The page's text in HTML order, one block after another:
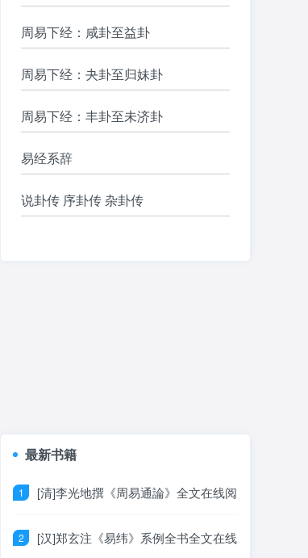
周易下经：咸卦至益卦
周易下经：夬卦至归妹卦
周易下经：丰卦至未济卦
易经系辞
说卦传 序卦传 杂卦传
最新书籍
[清]李光地撰《周易通論》全文在线阅
读
[汉]郑玄注《易纬》系例全书全文在线